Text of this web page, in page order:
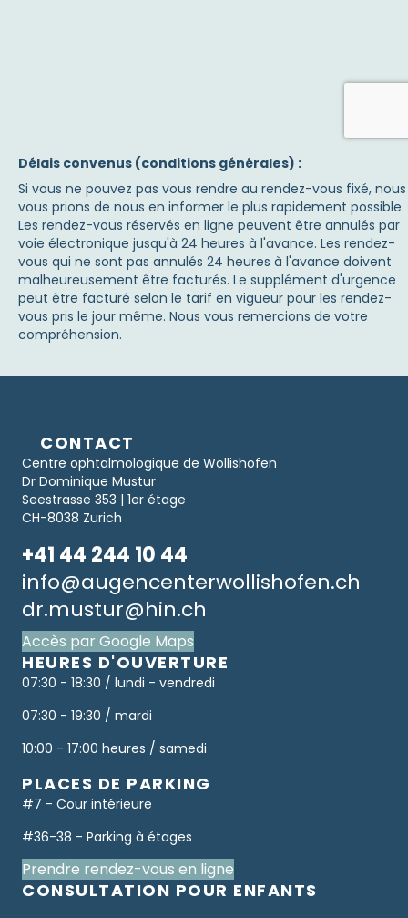
Délais convenus (conditions générales) :
Si vous ne pouvez pas vous rendre au rendez-vous fixé, nous
vous prions de nous en informer le plus rapidement possible.
Les rendez-vous réservés en ligne peuvent être annulés par
voie électronique jusqu'à 24 heures à l'avance. Les rendez-
vous qui ne sont pas annulés 24 heures à l'avance doivent
malheureusement être facturés. Le supplément d'urgence
peut être facturé selon le tarif en vigueur pour les rendez-
vous pris le jour même. Nous vous remercions de votre
compréhension.
CONTACT
Centre ophtalmologique de Wollishofen
Dr Dominique Mustur
Seestrasse 353 | 1er étage
CH-8038 Zurich
+41 44 244 10 44
info@augencenterwollishofen.ch
dr.mustur@hin.ch
Accès par Google Maps
HEURES D'OUVERTURE
07:30 - 18:30 / lundi - vendredi
07:30 - 19:30 / mardi
10:00 - 17:00 heures / samedi
PLACES DE PARKING
#7 - Cour intérieure
#36-38 - Parking à étages
Prendre rendez-vous en ligne
CONSULTATION POUR ENFANTS